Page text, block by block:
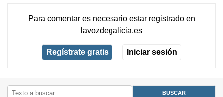
Para comentar es necesario estar registradoen
lavozdegalicia.es
Regístrate gratis Iniciar sesión